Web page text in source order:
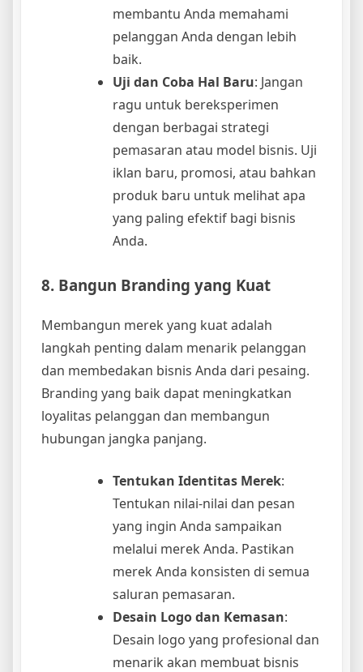
membantu Anda memahami
pelanggan Anda dengan lebih
baik.
Uji dan Coba Hal Baru: Jangan
ragu untuk bereksperimen
dengan berbagai strategi
pemasaran atau model bisnis. Uji
iklan baru, promosi, atau bahkan
produk baru untuk melihat apa
yang paling efektif bagi bisnis
Anda.
8. Bangun Branding yang Kuat
Membangun merek yang kuat adalah
langkah penting dalam menarik pelanggan
dan membedakan bisnis Anda dari pesaing.
Branding yang baik dapat meningkatkan
loyalitas pelanggan dan membangun
hubungan jangka panjang.
Tentukan Identitas Merek:
Tentukan nilai-nilai dan pesan
yang ingin Anda sampaikan
melalui merek Anda. Pastikan
merek Anda konsisten di semua
saluran pemasaran.
Desain Logo dan Kemasan:
Desain logo yang profesional dan
menarik akan membuat bisnis